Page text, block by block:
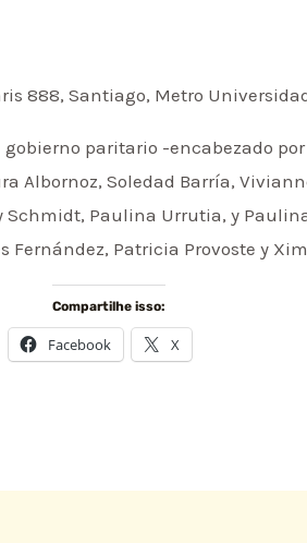
888, Santiago, Metro
paritario -encabezado
Albornoz, Soledad Barría,
Schmidt, Paulina Urrutia, y
Fernández, Patricia Provoste y
Compartilhe isso:
Facebook X